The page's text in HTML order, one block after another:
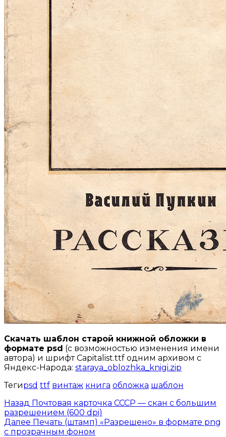
Скачать шаблон старой книжной обложки в
формате psd (с возможностью изменения имени
автора) и шрифт Capitalist.ttf одним архивом с
Яндекс-Народа: staraya_oblozhka_knigi.zip
Тегиpsd ttf винтаж книга обложка шаблон
Назад Почтовая карточка СССР — скан с большим
разрешением (600 dpi)
Далее Печать (штамп) «Разрешено» в формате png
с прозрачным фоном